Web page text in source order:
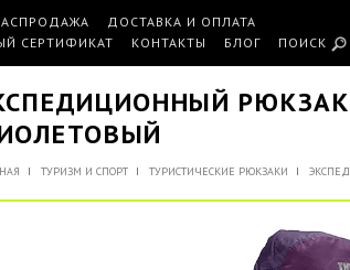
ДОСТАВКА И ОПЛАТА
СЕРТИФИКАТ
КОНТАКТЫ БЛОГ ПОИСК
РЮКЗАК
ТУРИЗМ И СПОРТ ТУРИСТИЧЕСКИЕ РЮКЗАКИ